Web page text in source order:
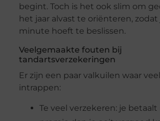
begint. Toch is het ook slim om
het jaar alvast te oriënteren,
minute hoeft te beslissen.
Veelgemaakte fouten bij
tandartsverzekeringen
Er zijn een paar valkuilen waar
intrappen:
Te veel verzekeren: je